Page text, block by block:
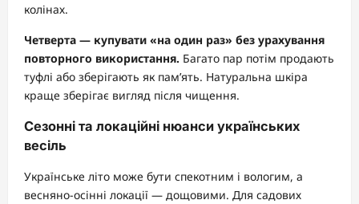
колінах.
Четверта — купувати «на один раз» без урахування
повторного використання. Багато пар потім продають
туфлі або зберігають як пам’ять. Натуральна шкіра
краще зберігає вигляд після чищення.
Сезонні та локаційні нюанси українських
весіль
Українське літо може бути спекотним і вологим, а
весняно-осінні локації — дощовими. Для садових